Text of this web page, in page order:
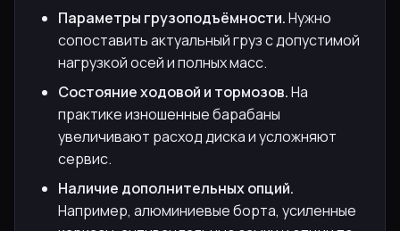
Параметры грузоподъёмности.Нужно
сопоставить актуальный груз с допустимой
нагрузкой осей и полных масс.
Состояние ходовой и тормозов.На
практике изношенные барабаны
увеличивают расход диска и усложняют
сервис.
Наличие дополнительных опций.
Например, алюминиевые борта, усиленные